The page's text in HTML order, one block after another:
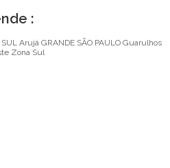
:
Arujá GRANDE SÃO PAULO Guarulhos
Zona Sul